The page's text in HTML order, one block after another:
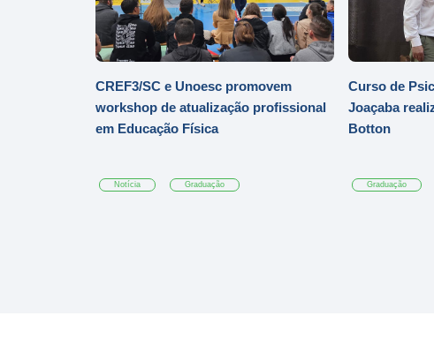
CREF3/SC e Unoesc promovem
workshop de atualização profissional
em Educação Física
Notícia Graduação
Curso de
Joaçaba
Botton
Graduação